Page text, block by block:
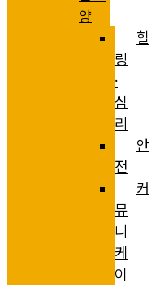
양
힐
링
·
심
리
안
전
커
뮤
니
케
이